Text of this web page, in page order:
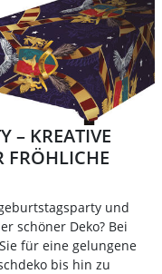
– KREATIVE
FRÖHLICHE
und
schöner Deko? Bei
Sie für eine gelungene
bis hin zu